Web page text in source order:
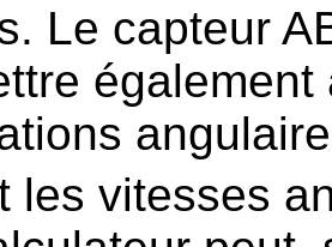
Le capteur
les vitesses